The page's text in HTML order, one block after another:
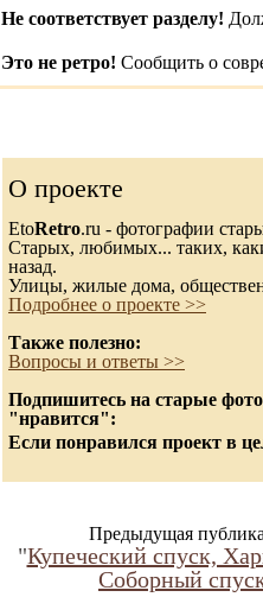
Не соответствует разделу!
Это не ретро! Сообщить о
О проекте
EtoRetro.ru - фотографии
Старых, любимых... таких,
назад.
Улицы, жилые дома,
Подробнее о проекте >>
Также полезно:
Вопросы и ответы >>
Подпишитесь на старые
"нравится":
Если понравился проект в
Предыдущая
"Купеческий спуск,
Соборный